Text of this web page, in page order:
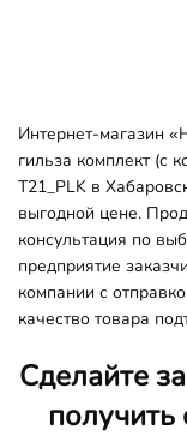
Интернет-магазин
гильза комплект (с
T21_PLK в
выгодной цене.
консультация по
предприятие
компании с
качество товара
Сделайте